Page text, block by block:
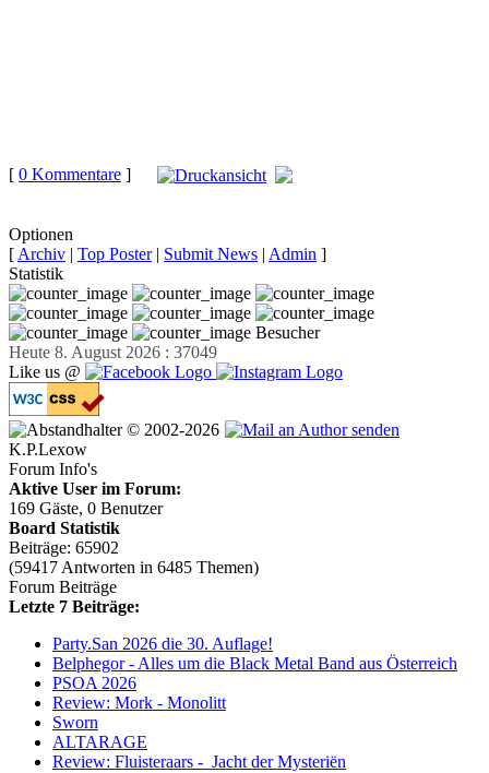
[ 0 Kommentare ]
Optionen
[ Archiv | Top Poster| Submit News | Admin ]
Statistik
Besucher
Heute 8. August 2026 : 37049
Like us @
© 2002-2026
K.P.Lexow
Forum Info's
Aktive User im Forum:
169 Gäste, 0 Benutzer
Board Statistik
Beiträge: 65902
(59417 Antworten in 6485 Themen)
Forum Beiträge
Letzte 7 Beiträge:
Party.San 2026 die 30. Auflage!
Belphegor - Alles um die Black Metal Band aus Österreich
PSOA 2026
Review: Mork - Monolitt
Sworn
ALTARAGE
Review: Fluisteraars - Jacht der Mysteriën